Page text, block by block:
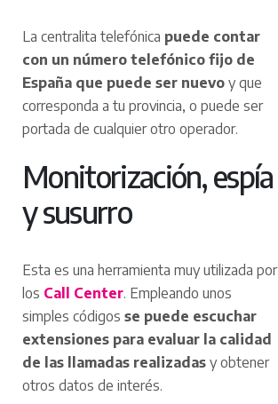
La centralita telefónica puede contar
con un número telefónico fijo de
España que puede ser nuevo y que
corresponda a tu provincia, o puede ser
portada de cualquier otro operador.
Monitorización, espía
y susurro
Esta es una herramienta muy utilizada por
los Call Center. Empleando unos
simples códigos se puede escuchar
extensiones para evaluar la calidad
de las llamadas realizadas y obtener
otros datos de interés.